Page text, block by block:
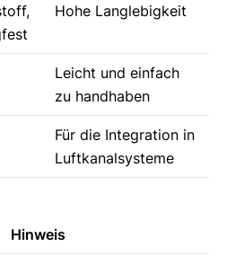
Hohe Langlebigkeit
Leicht und einfach
zu handhaben
Für die Integration in
Luftkanalsysteme
Hinweis